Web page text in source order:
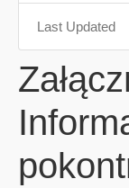
Last Updated